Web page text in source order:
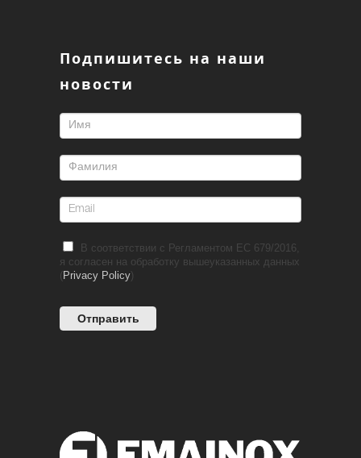
Подпишитесь на наши
новости
В соответствии с Регламентом ЕС 679/2016,
я согласен на обработку вышеуказанных данных
(Privacy Policy)